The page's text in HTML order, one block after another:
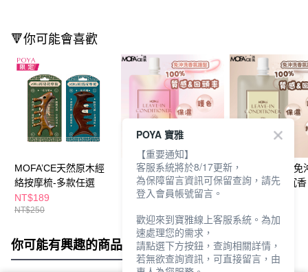
🔻你可能會喜歡
MOFA’CE天然原木經
絡按摩梳-多款任選
NT$189
NT$250
MOFA’CE沐氛免沖洗
護髮50g木質玫瑰
NT$69
MOFA’CE沐氛免
護髮50g烏木沉香
你可能有興趣的商品 全站排行
POYA 寶雅
【重要通知】
客服系統將於8/17更新，
為保障留言資訊可保留查詢，請先
登入會員帳號留言。
歡迎來到寶雅線上客服系統。為加
速處理您的需求，
請點選下方按鈕，查詢相關詳情，
若無欲查詢資訊，可直接留言，由